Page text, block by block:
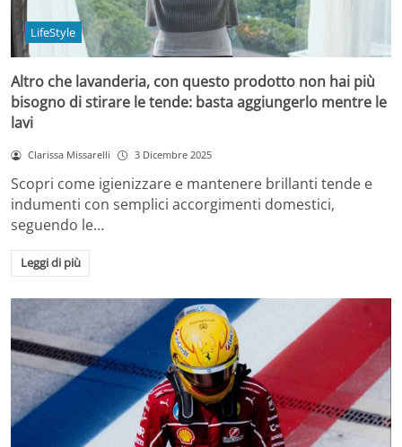
LifeStyle
Altro che lavanderia, con questo prodotto non hai più
bisogno di stirare le tende: basta aggiungerlo mentre le
lavi
Clarissa Missarelli 3 Dicembre 2025
Scopri come igienizzare e mantenere brillanti tende e
indumenti con semplici accorgimenti domestici,
seguendo le…
Leggi di più